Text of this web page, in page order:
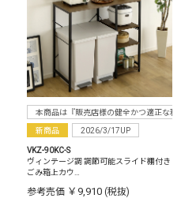
本商品は『販売店様の健全かつ適正な
新商品 2026/3/17UP
VKZ-90KC-S
ヴィンテージ調 調節可能スライド棚付き
ごみ箱上カウ…
参考売価 ￥9,910 (税抜)